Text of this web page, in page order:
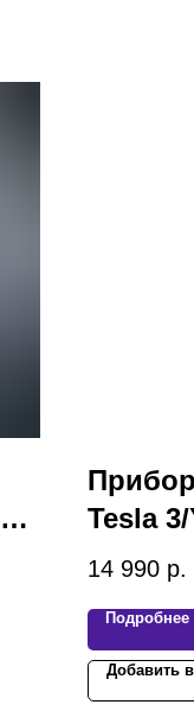
Tesla
14 990 р.
Подробнее
Добавить